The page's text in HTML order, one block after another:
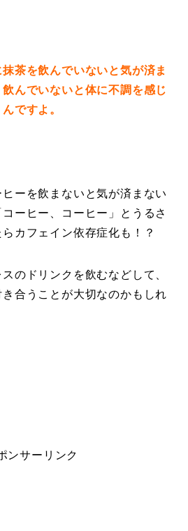
茶を飲んでいないと気が済ま
んでいないと体に不調を感じ
ですよ。
ーを飲まないと気が済まない
ーヒー、コーヒー」とうるさ
カフェイン依存症化も！？
のドリンクを飲むなどして、
合うことが大切なのかもしれ
ンサーリンク